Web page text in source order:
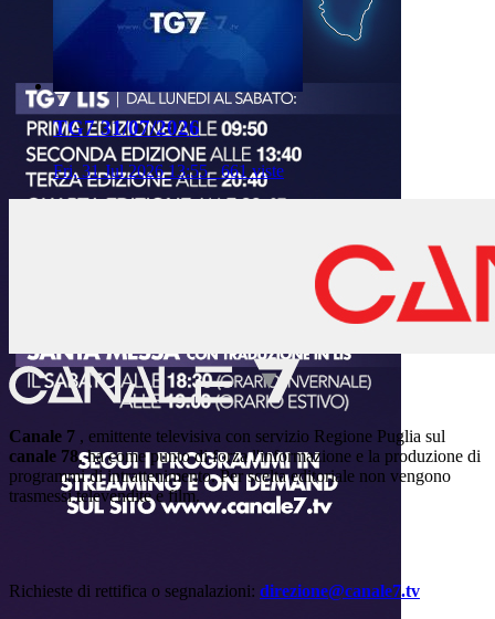
TG7 31/07/2026
Fri, 31 Jul 2026 13:55 661 viste
Canale 7 , emittente televisiva con servizio Regione Puglia sul
canale 78, ha come punto di forza l'informazione e la produzione di
programmi di intrattenimento. Per scelta editoriale non vengono
trasmessi televendite e film.
Richieste di rettifica o segnalazioni: direzione@canale7.tv